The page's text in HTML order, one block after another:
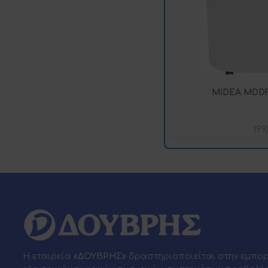
MIDEA
Η εταιρεία «ΔΟΥΒΡΗΣ» δραστηριοποιείται στην